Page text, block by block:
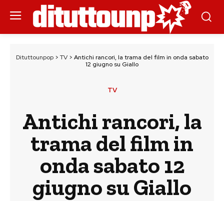
Dituttounpop> TV> Antichi rancori, la trama del film in onda sabato
12 giugno su Giallo
TV
Antichi rancori, la
trama del film in
onda sabato 12
giugno su Giallo